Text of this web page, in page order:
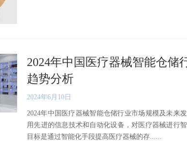
2024年中国医疗器械智能仓储
趋势分析
2024年6月10日
2024年中国医疗器械智能仓储行业市场规模及未来
用先进的信息技术和自动化设备，对医疗器械进行
目标是通过智能化手段提高医疗器械的存......